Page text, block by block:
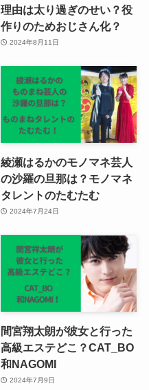
理由は太り過ぎのせい？役
作りのためおじさん化？
2024年8月11日
綾瀬はるかのモノマネ芸人
の沙羅の旦那は？モノマネ
タレントのたむたむ
2024年7月24日
間宮翔太朗が彼女と行った
高級エステどこ？CAT_BO
和NAGOMI
2024年7月9日